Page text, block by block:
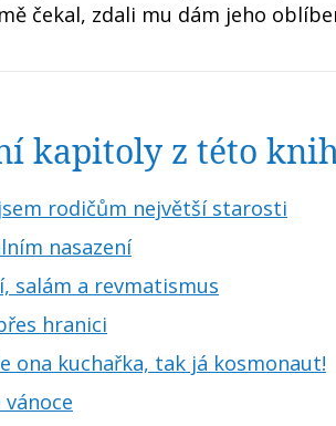
čekal, zdali mu dám jeho
kapitoly z této
rodičům největší starosti
nasazení
salám a revmatismus
hranici
ona kuchařka, tak já kosmonaut!